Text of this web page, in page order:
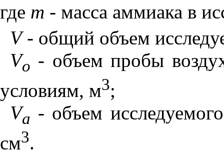
где т - масса аммиака в
V- общий объем
Vo - объем пробы
условиям, м3;
Va - объем
см3.